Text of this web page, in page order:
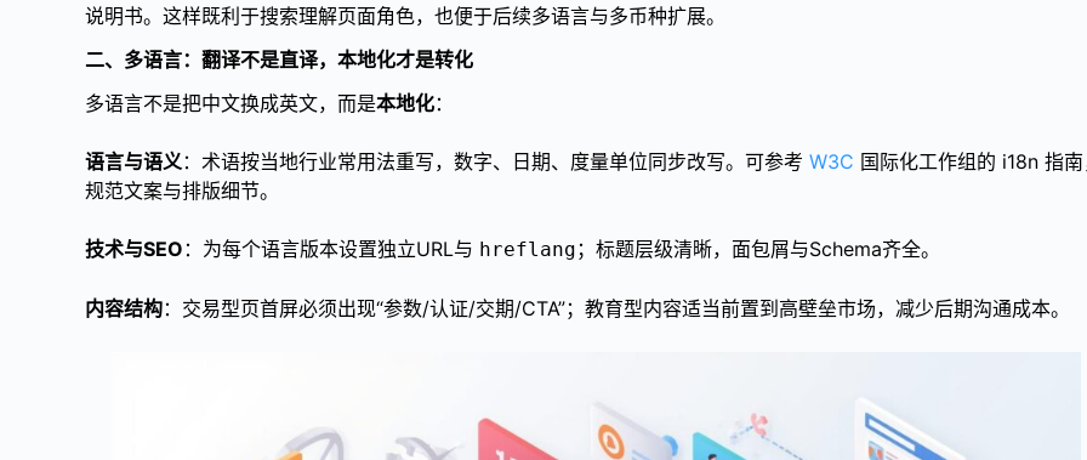
说明书。这样既利于搜索理解页面角色，也便于后续多语言与多币种扩展。
二、多语言：翻译不是直译，本地化才是转化
多语言不是把中文换成英文，而是本地化：
语言与语义 ：术语按当地行业常用法重写，数字、日期、度量单位同步改写。可参考 W3C 国际化工作组的 i18n 指
规范文案与排版细节。
技术与SEO ：为每个语言版本设置独立URL与 hreflang ；标题层级清晰，面包屑与Schema齐全。
内容结构：交易型页首屏必须出现“参数/认证/交期/CTA”；教育型内容适当前置到高壁垒市场，减少后期沟通成本。